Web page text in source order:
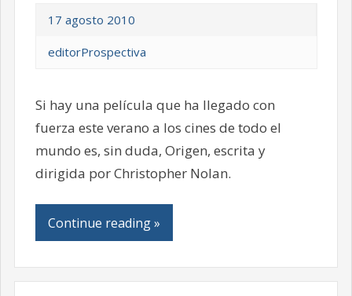
17 agosto 2010
editorProspectiva
Si hay una película que ha llegado con
fuerza este verano a los cines de todo el
mundo es, sin duda, Origen, escrita y
dirigida por Christopher Nolan.
Continue reading »